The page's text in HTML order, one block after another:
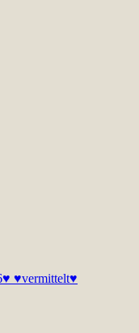
♥vermittelt♥